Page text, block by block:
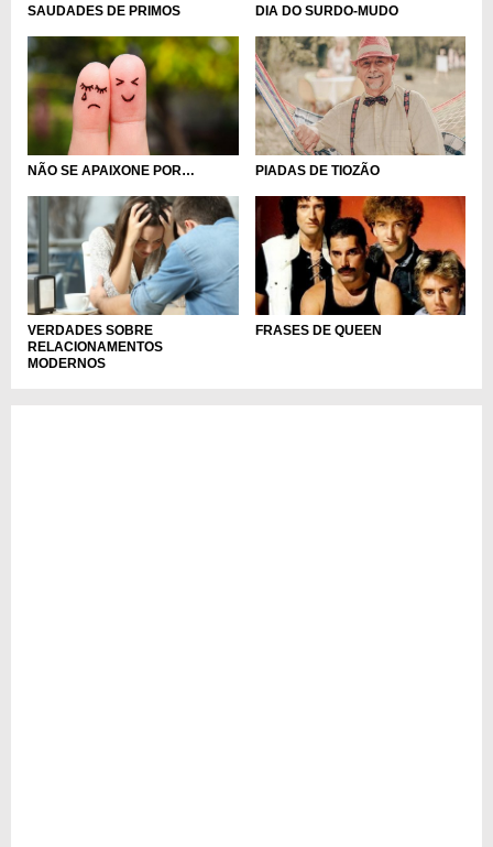
SAUDADES DE PRIMOS DIA DO SURDO-MUDO
NÃO SE APAIXONE POR… PIADAS DE TIOZÃO
VERDADES SOBRE
RELACIONAMENTOS
MODERNOS
FRASES DE QUEEN